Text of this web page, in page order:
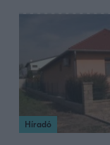
Híradó